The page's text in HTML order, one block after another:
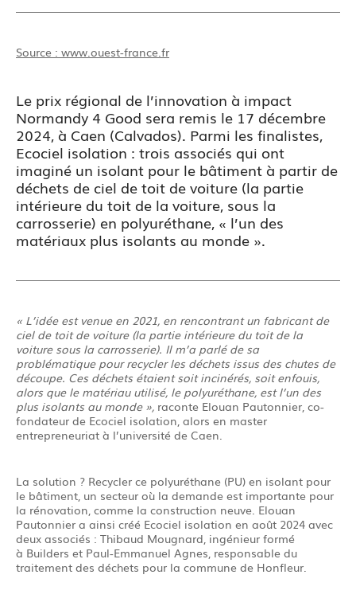
Source : www.ouest-france.fr
Le prix régional de l’innovation à impact
Normandy 4 Good sera remis le 17 décembre
2024, à Caen (Calvados). Parmi les finalistes,
Ecociel isolation : trois associés qui ont
imaginé un isolant pour le bâtiment à partir de
déchets de ciel de toit de voiture (la partie
intérieure du toit de la voiture, sous la
carrosserie) en polyuréthane, « l’un des
matériaux plus isolants au monde ».
« L’idée est venue en 2021, en rencontrant un fabricant de
ciel de toit de voiture (la partie intérieure du toit de la
voiture sous la carrosserie). Il m’a parlé de sa
problématique pour recycler les déchets issus des chutes de
découpe. Ces déchets étaient soit incinérés, soit enfouis,
alors que le matériau utilisé, le polyuréthane, est l’un des
plus isolants au monde », raconte Elouan Pautonnier, co-
fondateur de Ecociel isolation, alors en master
entrepreneuriat à l’université de Caen.
La solution ? Recycler ce polyuréthane (PU) en isolant pour
le bâtiment, un secteur où la demande est importante pour
la rénovation, comme la construction neuve. Elouan
Pautonnier a ainsi créé Ecociel isolation en août 2024 avec
deux associés : Thibaud Mougnard, ingénieur formé
à Builders et Paul-Emmanuel Agnes, responsable du
traitement des déchets pour la commune de Honfleur.